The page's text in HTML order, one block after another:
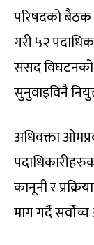
परिषदको बैठक
गरी ५२
संसद विघटनको
सुनुवाइविनै
अधिवक्ता
कानूनी र
माग गर्दै